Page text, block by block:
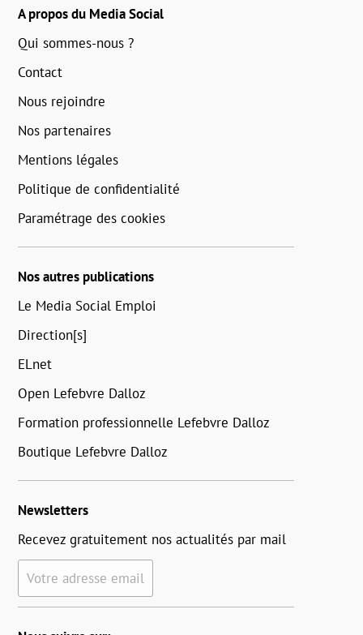
A propos du Media Social
Qui sommes-nous ?
Contact
Nous rejoindre
Nos partenaires
Mentions légales
Politique de confidentialité
Paramétrage des cookies
Nos autres publications
Le Media Social Emploi
Direction[s]
ELnet
Open Lefebvre Dalloz
Formation professionnelle Lefebvre Dalloz
Boutique Lefebvre Dalloz
Newsletters
Recevez gratuitement nos actualités par mail
Votre adresse email